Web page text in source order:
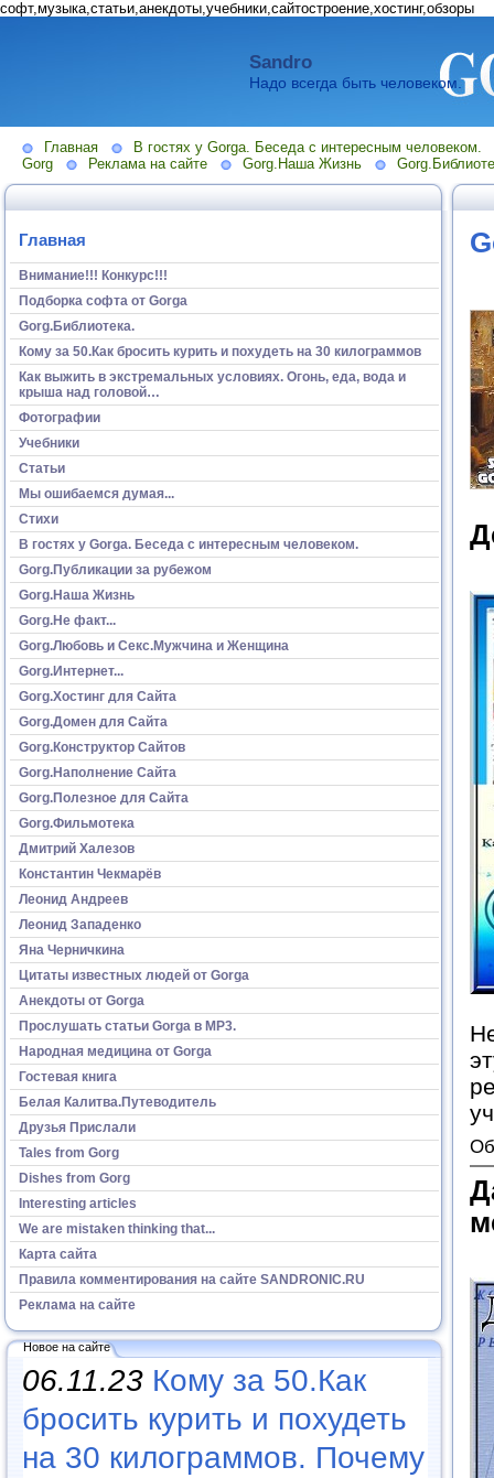
софт,музыка,статьи,анекдоты,учебники,сайтостроение,хостинг,обзоры
Sandro
Надо всегда быть человеком.
Главная
В гостях у Gorga. Беседа с интересным человеком.
Gorg
Реклама на сайте Gorg.Наша Жизнь
Главная
Внимание!!! Конкурс!!!
Подборка софта от Gorga
Gorg.Библиотека.
Кому за 50.Как бросить курить и похудеть на 30 килограммов
Как выжить в экстремальных условиях. Огонь, еда, вода и
крыша над головой…
Фотографии
Учебники
Статьи
Мы ошибаемся думая...
Стихи
В гостях у Gorga. Беседа с интересным человеком.
Gorg.Публикации за рубежом
Gorg.Наша Жизнь
Gorg.Не факт...
Gorg.Любовь и Секс.Мужчина и Женщина
Gorg.Интернет...
Gorg.Хостинг для Сайта
Gorg.Домен для Сайта
Gorg.Конструктор Сайтов
Gorg.Наполнение Сайта
Gorg.Полезное для Сайта
Gorg.Фильмотека
Дмитрий Халезов
Константин Чекмарёв
Леонид Андреев
Леонид Западенко
Яна Черничкина
Цитаты известных людей от Gorga
Анекдоты от Gorga
Прослушать статьи Gorga в МР3.
Народная медицина от Gorga
Гостевая книга
Белая Калитва.Путеводитель
Друзья Прислали
Tales from Gorg
Dishes from Gorg
Interesting articles
We are mistaken thinking that...
Карта сайта
Правила комментирования на сайте SANDRONIC.RU
Реклама на сайте
Новое на сайте
06.11.23 Кому за 50.Как
бросить курить и похудеть
на 30 килограммов. Почему